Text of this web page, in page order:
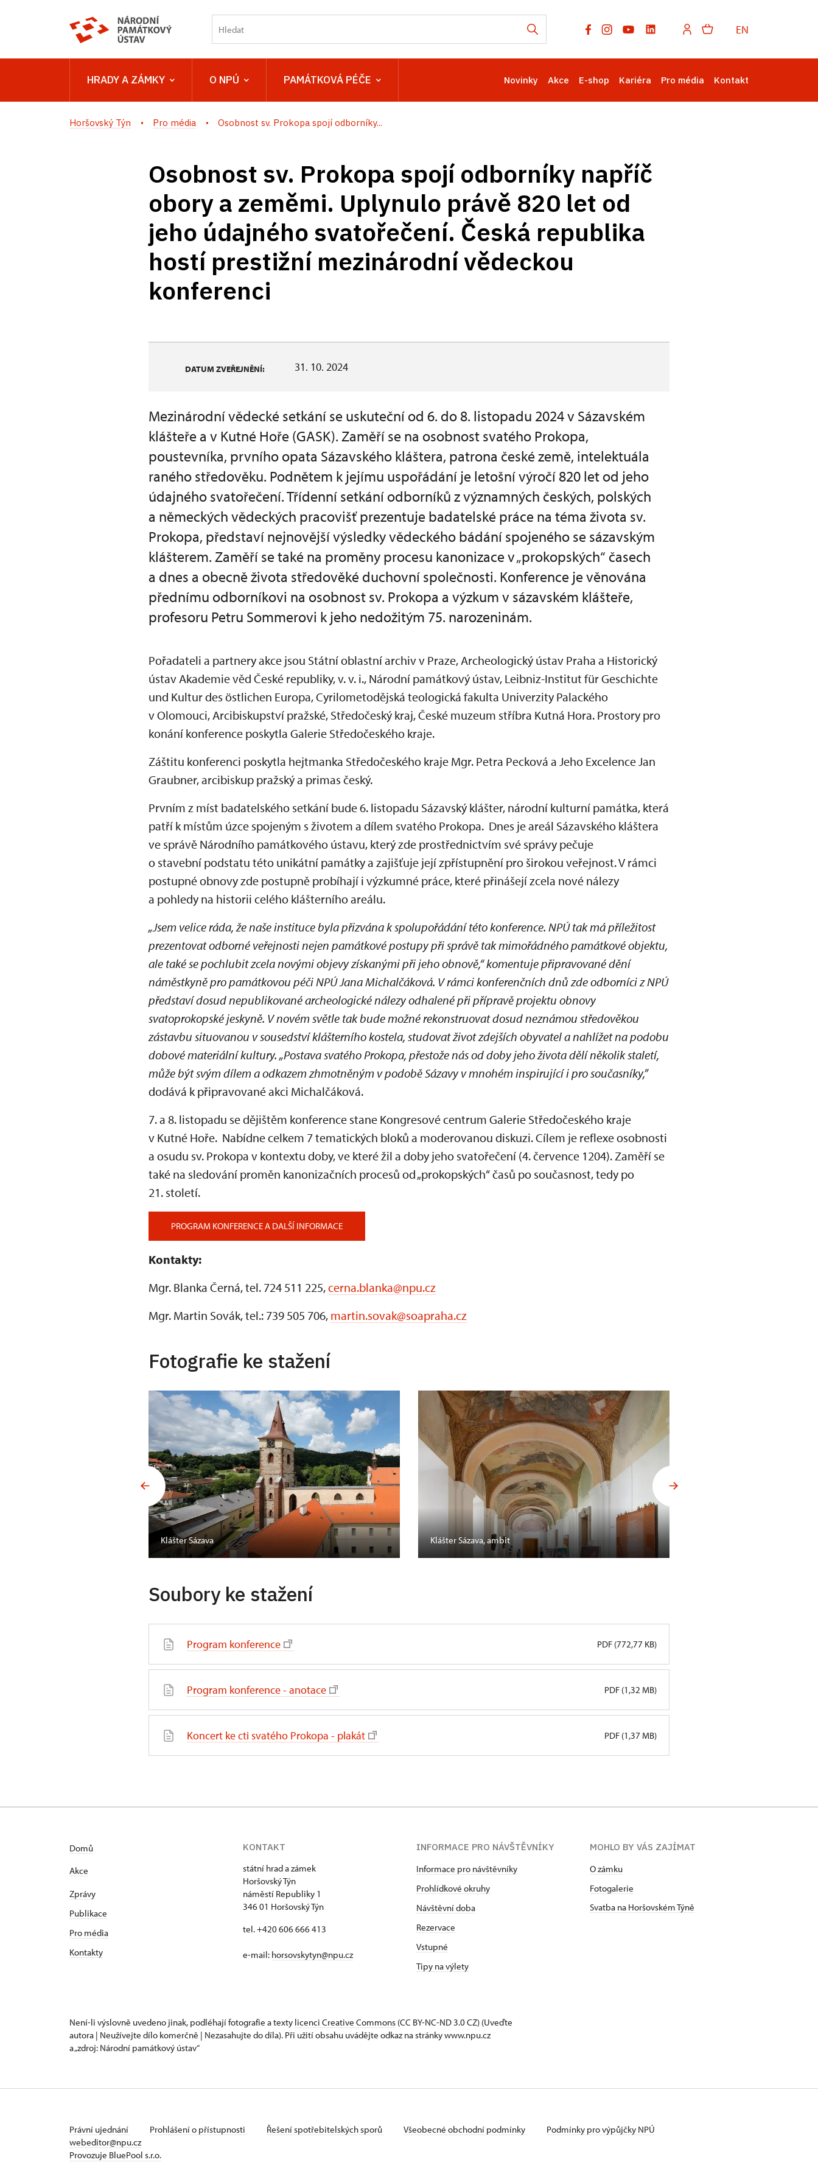
EN
HRADY A ZÁMKY O NPÚ PAMÁTKOVÁ PÉČE Novinky Akce E-shop Kariéra Pro média Kontakt
Horšovský Týn Pro média Osobnost sv. Prokopa spojí odborníky...
Osobnost sv. Prokopa spojí odborníky napříč
obory a zeměmi. Uplynulo právě 820 let od
jeho údajného svatořečení. Česká republika
hostí prestižní mezinárodní vědeckou
konferenci
DATUM ZVEŘEJNĚNÍ: 31. 10. 2024
Mezinárodní vědecké setkání se uskuteční od 6. do 8. listopadu 2024 v Sázavském
klášteře a v Kutné Hoře (GASK). Zaměří se na osobnost svatého Prokopa,
poustevníka, prvního opata Sázavského kláštera, patrona české země, intelektuála
raného středověku. Podnětem k jejímu uspořádání je letošní výročí 820 let od jeho
údajného svatořečení. Třídenní setkání odborníků z významných českých, polských
a německých vědeckých pracovišť prezentuje badatelské práce na téma života sv.
Prokopa, představí nejnovější výsledky vědeckého bádání spojeného se sázavským
klášterem. Zaměří se také na proměny procesu kanonizace v „prokopských“ časech
a dnes a obecně života středověké duchovní společnosti. Konference je věnována
přednímu odborníkovi na osobnost sv. Prokopa a výzkum v sázavském klášteře,
profesoru Petru Sommerovi k jeho nedožitým 75. narozeninám.
Pořadateli a partnery akce jsou Státní oblastní archiv v Praze, Archeologický ústav Praha a Historický
ústav Akademie věd České republiky, v. v. i., Národní památkový ústav, Leibniz-Institut für Geschichte
und Kultur des östlichen Europa, Cyrilometodějská teologická fakulta Univerzity Palackého
v Olomouci, Arcibiskupství pražské, Středočeský kraj, České muzeum stříbra Kutná Hora. Prostory pro
konání konference poskytla Galerie Středočeského kraje.
Záštitu konferenci poskytla hejtmanka Středočeského kraje Mgr. Petra Pecková a Jeho Excelence Jan
Graubner, arcibiskup pražský a primas český.
Prvním z míst badatelského setkání bude 6. listopadu Sázavský klášter, národní kulturní památka, která
patří k místům úzce spojeným s životem a dílem svatého Prokopa. Dnes je areál Sázavského kláštera
ve správě Národního památkového ústavu, který zde prostřednictvím své správy pečuje
o stavební podstatu této unikátní památky a zajišťuje její zpřístupnění pro širokou veřejnost. V rámci
postupné obnovy zde postupně probíhají i výzkumné práce, které přinášejí zcela nové nálezy
a pohledy na historii celého klášterního areálu.
„Jsem velice ráda, že naše instituce byla přizvána k spolupořádání této konference. NPÚ tak má příležitost
prezentovat odborné veřejnosti nejen památkové postupy při správě tak mimořádného památkové objektu,
ale také se pochlubit zcela novými objevy získanými při jeho obnově,“ komentuje připravované dění
náměstkyně pro památkovou péči NPÚ Jana Michalčáková. V rámci konferenčních dnů zde odborníci z NPÚ
představí dosud nepublikované archeologické nálezy odhalené při přípravě projektu obnovy
svatoprokopské jeskyně. V novém světle tak bude možné rekonstruovat dosud neznámou středověkou
zástavbu situovanou v sousedství klášterního kostela, studovat život zdejších obyvatel a nahlížet na podobu
dobové materiální kultury. „Postava svatého Prokopa, přestože nás od doby jeho života dělí několik staletí,
může být svým dílem a odkazem zhmotněným v podobě Sázavy v mnohém inspirující i pro současníky,”
dodává k připravované akci Michalčáková.
7. a 8. listopadu se dějištěm konference stane Kongresové centrum Galerie Středočeského kraje
v Kutné Hoře. Nabídne celkem 7 tematických bloků a moderovanou diskuzi. Cílem je reflexe osobnosti
a osudu sv. Prokopa v kontextu doby, ve které žil a doby jeho svatořečení (4. července 1204). Zaměří se
také na sledování proměn kanonizačních procesů od „prokopských“ časů po současnost, tedy po
21. století.
PROGRAM KONFERENCE A DALŠÍ INFORMACE
Kontakty:
Mgr. Blanka Černá, tel. 724 511 225,cerna.blanka@npu.cz
Mgr. Martin Sovák, tel.: 739 505 706, martin.sovak@soapraha.cz
Fotografie ke stažení
Klášter Sázava Klášter Sázava, ambit
Soubory ke stažení
Program konference PDF (772,77 KB)
Program konference - anotace PDF (1,32 MB)
Koncert ke cti svatého Prokopa - plakát PDF (1,37 MB)
Domů
Akce
Zprávy
Publikace
Pro média
Kontakty
KONTAKT
státní hrad a zámek
Horšovský Týn
náměstí Republiky 1
346 01 Horšovský Týn
tel. +420 606 666 413
e-mail: horsovskytyn@npu.cz
INFORMACE PRO NÁVŠTĚVNÍKY
Informace pro návštěvníky
Prohlídkové okruhy
Návštěvní doba
Rezervace
Vstupné
Tipy na výlety
MOHLO BY VÁS ZAJÍMAT
O zámku
Fotogalerie
Svatba na Horšovském Týně
Není-li výslovně uvedeno jinak, podléhají fotografie a texty licenci Creative Commons (CC BY-NC-ND 3.0 CZ) (Uveďte
autora | Neužívejte dílo komerčně | Nezasahujte do díla). Při užití obsahu uvádějte odkaz na stránky www.npu.cz
a „zdroj: Národní památkový ústav“
Právní ujednání Prohlášení o přístupnosti Řešení spotřebitelských sporů Všeobecné obchodní podmínky
Podmínky pro výpůjčky NPÚ
webeditor@npu.cz
Provozuje BluePool s.r.o.